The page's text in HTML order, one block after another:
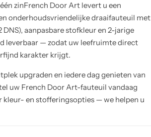
zinFrench Door Art levert u een
onderhoudsvriendelijke draaifauteuil met
aanpasbare stofkleur en 2-jarige
leverbaar — zodat uw leefruimte direct
karakter krijgt.
upgraden en iedere dag genieten van
uw French Door Art-fauteuil vandaag
kleur- en stofferingsopties — we helpen u